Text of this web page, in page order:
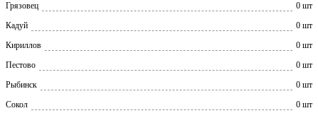
Грязовец
0 шт
Кадуй
0 шт
Кириллов
0 шт
Пестово
0 шт
Рыбинск
0 шт
Сокол
0 шт